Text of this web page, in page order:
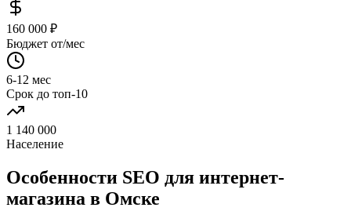
160 000 ₽
Бюджет от/мес
6-12 мес
Срок до топ-10
1 140 000
Население
Особенности SEO для интернет-
магазина в Омске